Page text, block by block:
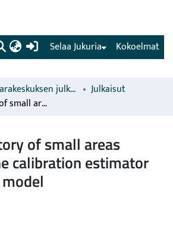
(current) Kokoelmat
Selaa Jukuria
Luonnonvarakeskuksen julkaisut
Julkaisut
Forest inventory of small areas combining the calibration estimator and a spatial model
of small areas
calibration estimator